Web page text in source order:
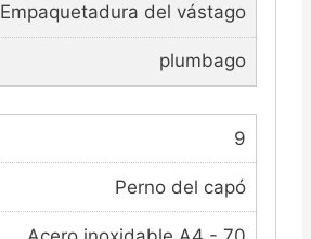
Empaquetadura del vástago
plumbago
9
Perno del capó